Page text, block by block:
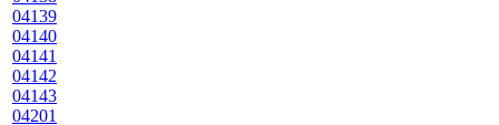
04139
04140
04141
04142
04143
04201